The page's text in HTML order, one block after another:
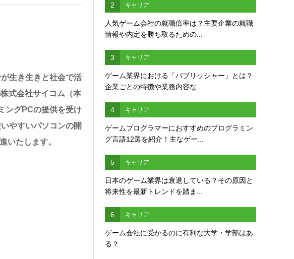
生き生きと社会で活
式会社サイコム（本
ングPCの提供を受け
やすいパソコンの開
いたします。
2 キャリア
人気ゲーム会社の就職倍率は？主要企業の就職
情報や内定を勝ち取るための...
3 キャリア
ゲーム業界における「パブリッシャー」とは？
企業ごとの特徴や業務内容な...
4 キャリア
ゲームプログラマーにおすすめのプログラミン
グ言語12選を紹介！主なゲー...
5 キャリア
日本のゲーム業界は衰退している？その原因と
将来性を最新トレンドを踏ま...
6 キャリア
ゲーム会社に受かるのに有利な大学・学部はあ
る？